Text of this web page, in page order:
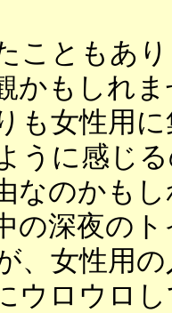
こともあ
かもしれ
も女性用
うに感じ
なのかも
の深夜の
、女性用
ウロウロ